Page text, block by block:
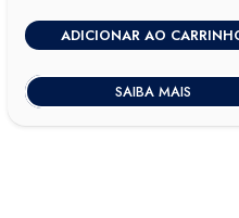
ADICIONAR AO
SAIBA MAIS